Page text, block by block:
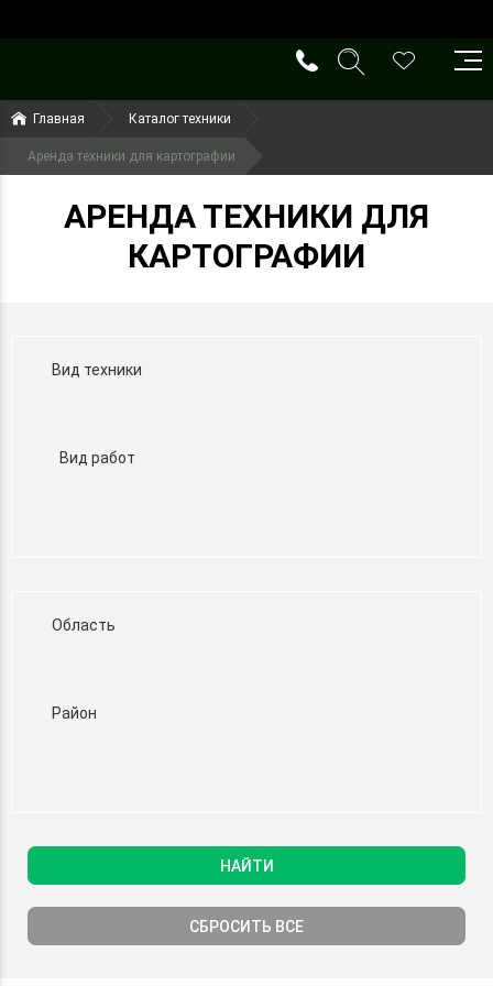
(099) 644-79-22
(050) 416-93-27
Главная Каталог техники
Аренда техники для картографии
АРЕНДА ТЕХНИКИ ДЛЯ
КАРТОГРАФИИ
Вид техники
Вид работ
Область
Район
НАЙТИ
СБРОСИТЬ ВСЕ